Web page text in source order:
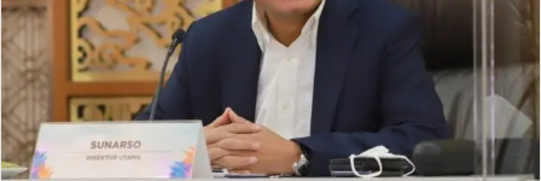
i
l